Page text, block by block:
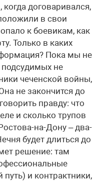
когда договаривался,
в свои
к боевикам, как
Только в каких
Пока мы не
подсудимых не
чеченской войны,
не закончится до
правду: что
и сколько трупов
на-Дону – два-
будет длиться до
решение: там
и контрактники,